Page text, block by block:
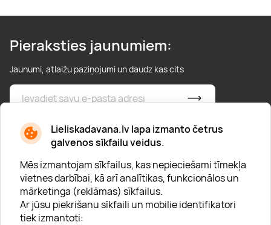
Lieliskadavana.lv lapa izmanto četrus
galvenos sīkfailu veidus.
Mēs izmantojam sīkfailus, kas nepieciešami tīmekļa
vietnes darbībai, kā arī analītikas, funkcionālos un
mārketinga (reklāmas) sīkfailus.
Ar jūsu piekrišanu sīkfaili un mobilie identifikatori
tiek izmantoti:
Pieraksties jaunumiem:
Jaunumi, atlaižu paziņojumi un daudz kas cits
* Esmu iepazinies/usies ar privātuma politiku
Par "Lieliska dāvana"